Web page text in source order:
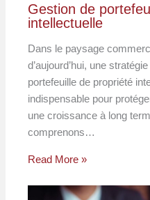
Gestion de
intellectuelle
Dans le paysage
d’aujourd’hui, une
portefeuille de propriété
indispensable pour
une croissance à long
comprenons…
Read More »